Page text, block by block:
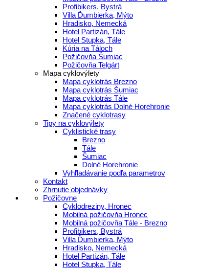
Profibikers, Bystrá
Villa Ďumbierka, Mýto
Hradisko, Nemecká
Hotel Partizán, Tále
Hotel Stupka, Tále
Kúria na Táloch
Požičovňa Šumiac
Požičovňa Telgárt
Mapa cyklovýlety
Mapa cyklotrás Brezno
Mapa cyklotrás Šumiac
Mapa cyklotrás Tále
Mapa cyklotrás Dolné Horehronie
Značené cyklotrasy
Tipy na cyklovýlety
Cyklistické trasy
Brezno
Tále
Šumiac
Dolné Horehronie
Vyhľladávanie podľa parametrov
Kontakt
Zhrnutie objednávky
Požičovne
Cyklodreziny, Hronec
Mobilná požičovňa Hronec
Mobilná požičovňa Tále - Brezno
Profibikers, Bystrá
Villa Ďumbierka, Mýto
Hradisko, Nemecká
Hotel Partizán, Tále
Hotel Stupka, Tále